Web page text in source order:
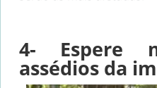
4- Espere
assédios da